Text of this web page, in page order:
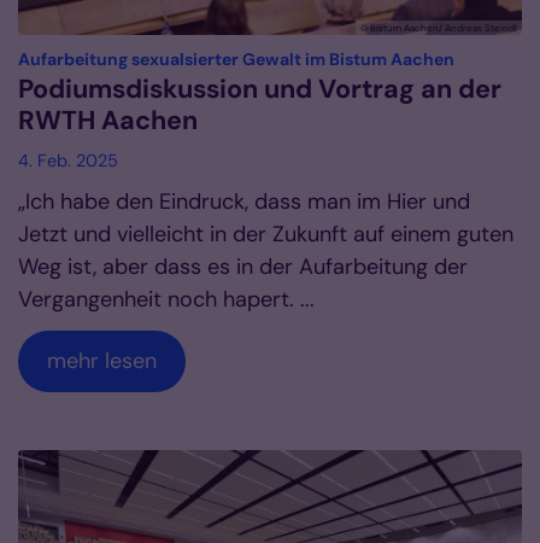
© Bistum Aachen/ Andreas Steindl
Aufarbeitung sexualsierter Gewalt im Bistum Aachen
Podiumsdiskussion und Vortrag an der
RWTH Aachen
4. Feb. 2025
„Ich habe den Eindruck, dass man im Hier und
Jetzt und vielleicht in der Zukunft auf einem guten
Weg ist, aber dass es in der Aufarbeitung der
Vergangenheit noch hapert. ...
mehr lesen